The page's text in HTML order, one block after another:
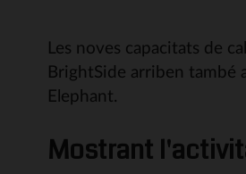
Les noves capacitats de
BrightSide arriben també
Elephant.
Mostrant